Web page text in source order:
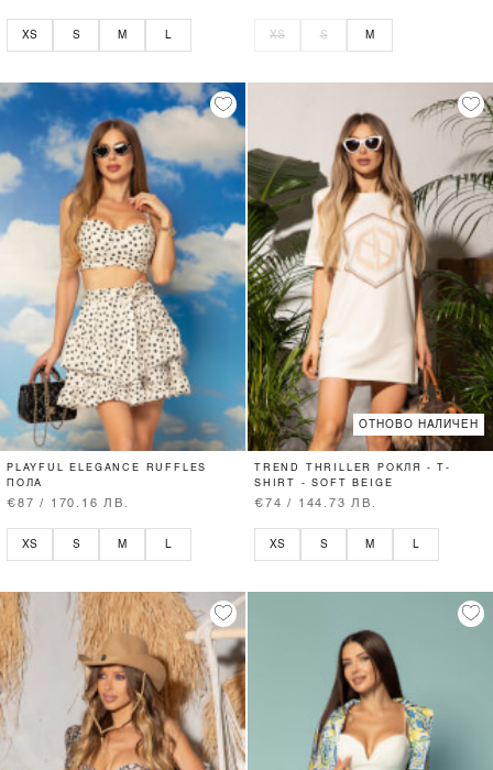
XS S M L XS S M
PLAYFUL ELEGANCE RUFFLES
ПОЛА
€87 / 170.16 ЛВ.
XS S M
ОТНОВО НАЛИЧЕН
TREND THRILLER РОКЛЯ - T-
SHIRT - SOFT BEIGE
€74 / 144.73 ЛВ.
XS S M